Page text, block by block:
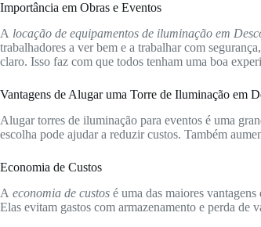
Importância em Obras e Eventos
A locação de equipamentos de iluminação em
trabalhadores a ver bem e a trabalhar com
claro. Isso faz com que todos tenham uma boa
Vantagens de Alugar uma Torre de Iluminação em
Alugar torres de iluminação para eventos é uma
escolha pode ajudar a reduzir custos. Também
Economia de Custos
A economia de custos é uma das maiores
Elas evitam gastos com armazenamento e perda de